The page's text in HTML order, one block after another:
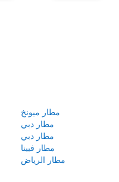
مطار ميونخ
مطار دبي
مطار دبي
مطار فيينا
مطار الرياض